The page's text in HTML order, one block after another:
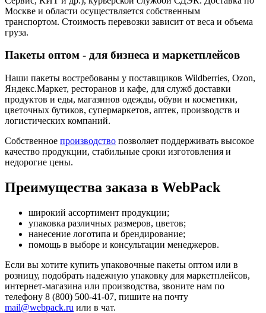
Москве и области осуществляется собственным
транспортом. Стоимость перевозки зависит от веса и объема
груза.
Пакеты оптом - для бизнеса и маркетплейсов
Наши пакеты востребованы у поставщиков Wildberries, Ozon,
Яндекс.Маркет, ресторанов и кафе, для служб доставки
продуктов и еды, магазинов одежды, обуви и косметики,
цветочных бутиков, супермаркетов, аптек, производств и
логистических компаний.
Собственное производство позволяет поддерживать высокое
качество продукции, стабильные сроки изготовления и
недорогие цены.
Преимущества заказа в WebPack
широкий ассортимент продукции;
упаковка различных размеров, цветов;
нанесение логотипа и брендирование;
помощь в выборе и консультации менеджеров.
Если вы хотите купить упаковочные пакеты оптом или в
розницу, подобрать надежную упаковку для маркетплейсов,
интернет-магазина или производства, звоните нам по
телефону 8 (800) 500-41-07, пишите на почту
mail@webpack.ru или в чат.